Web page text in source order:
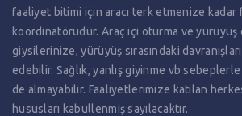
faaliyet bitimi için aracı terk etmenize kadar
koordinatörüdür. Araç içi oturma ve yürüyüş
giysilerinize, yürüyüş sırasındaki
edebilir. Sağlık, yanlış giyinme vb
de almayabilir. Faaliyetlerimize katılan
hususları kabullenmiş sayılacaktır.